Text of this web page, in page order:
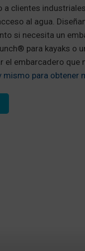
a clientes
al agua.
si necesita un
para kayaks o
el embarcadero que
mismo para obtener